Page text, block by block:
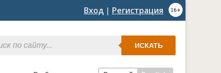
Вход | Регистрация
ИСКАТЬ